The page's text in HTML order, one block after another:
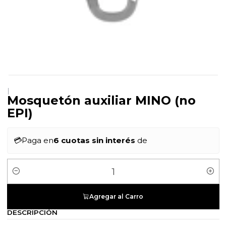
|
Mosquetón auxiliar MINO (no
EPI)
💳Paga en6 cuotas sin interés de
Cantidad
Agregar al Carro
DESCRIPCIÓN